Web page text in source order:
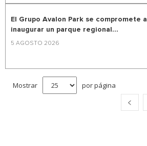
El Grupo Avalon Park se compromete a
inaugurar un parque regional...
5 AGOSTO 2026
Mostrar por página